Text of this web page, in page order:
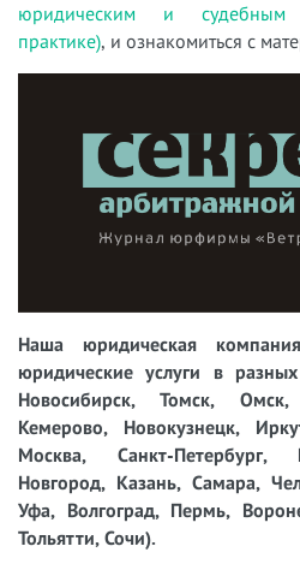
юридическим и судебным
практике), и ознакомиться с
Наша юридическая
юридические услуги в
Новосибирск, Томск, Омск,
Кемерово, Новокузнецк,
Москва, Санкт-Петербург,
Новгород, Казань, Самара,
Уфа, Волгоград, Пермь,
Тольятти, Сочи).